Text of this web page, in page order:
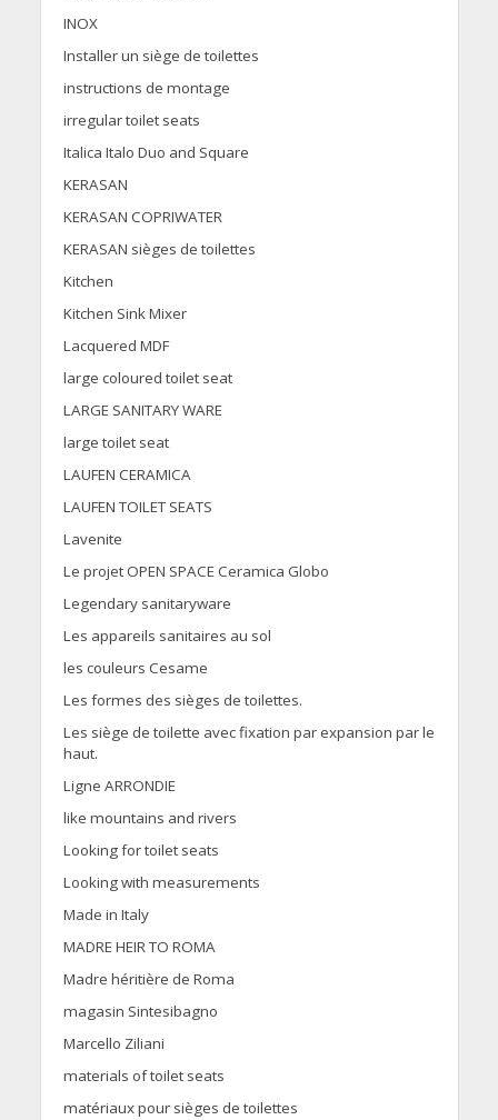
INOX
Installer un siège de toilettes
instructions de montage
irregular toilet seats
Italica Italo Duo and Square
KERASAN
KERASAN COPRIWATER
KERASAN sièges de toilettes
Kitchen
Kitchen Sink Mixer
Lacquered MDF
large coloured toilet seat
LARGE SANITARY WARE
large toilet seat
LAUFEN CERAMICA
LAUFEN TOILET SEATS
Lavenite
Le projet OPEN SPACE Ceramica Globo
Legendary sanitaryware
Les appareils sanitaires au sol
les couleurs Cesame
Les formes des sièges de toilettes.
Les siège de toilette avec fixation par expansion par le
haut.
Ligne ARRONDIE
like mountains and rivers
Looking for toilet seats
Looking with measurements
Made in Italy
MADRE HEIR TO ROMA
Madre héritière de Roma
magasin Sintesibagno
Marcello Ziliani
materials of toilet seats
matériaux pour sièges de toilettes